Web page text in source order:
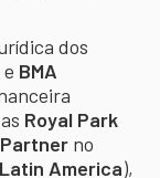
dos
e BMA
Royal Park
Partner no
America),